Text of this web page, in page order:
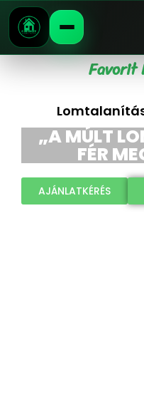
Favorit
„A MÚLT
FÉR
AJÁNLATKÉRÉS